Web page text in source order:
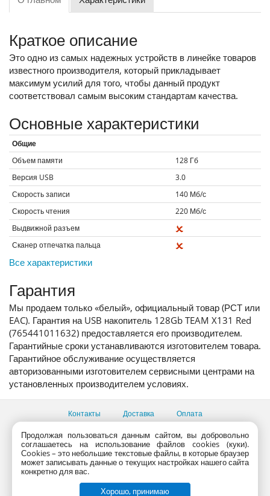
Краткое описание
Это одно из самых надежных устройств в линейке товаров
известного производителя, который прикладывает
максимум усилий для того, чтобы данный продукт
соответствовал самым высоким стандартам качества.
Основные характеристики
Общие
Объем памяти
128 Гб
Версия USB
3.0
Скорость записи
140 Мб/с
Скорость чтения
220 Мб/с
Выдвижной разъем
Сканер отпечатка пальца
Все характеристики
Гарантия
Мы продаем только «белый», официальный товар (РСТ или
EAC). Гарантия на USB накопитель 128Gb TEAM X131 Red
(765441011632) предоставляется его производителем.
Гарантийные сроки устанавливаются изготовителем товара.
Гарантийное обслуживание осуществляется
авторизованными изготовителем сервисными центрами на
установленных производителем условиях.
Контакты Доставка Оплата
Все пункты выдачи
Консультации продавцов по телефону:+7 (495) 795-09-03,
+7 (800) 775-09-03
PlanetaShop.ru © 2000 - 2017 | Все права защищены
Продолжая пользоваться данным сайтом, вы добровольно
соглашаетесь на использование файлов cookies (куки).
Сookies – это небольшие текстовые файлы, в которые браузер
может записывать данные о текущих настройках нашего сайта
конкретно для вас.
Хорошо, принимаю